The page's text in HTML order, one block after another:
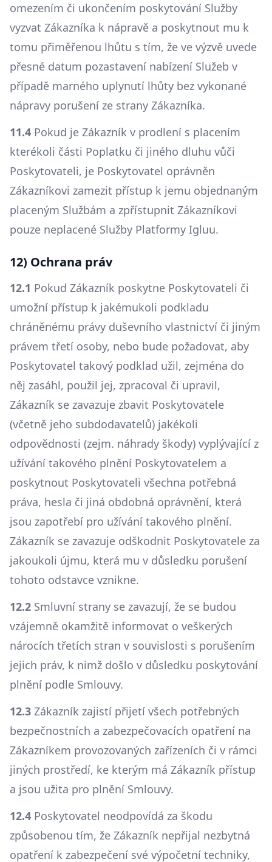
omezením či ukončením poskytování Služby
vyzvat Zákazníka k nápravě a poskytnout mu k
tomu přiměřenou lhůtu s tím, že ve výzvě uvede
přesné datum pozastavení nabízení Služeb v
případě marného uplynutí lhůty bez vykonané
nápravy porušení ze strany Zákazníka.
11.4 Pokud je Zákazník v prodlení s placením
kterékoli části Poplatku či jiného dluhu vůči
Poskytovateli, je Poskytovatel oprávněn
Zákazníkovi zamezit přístup k jemu objednaným
placeným Službám a zpřístupnit Zákazníkovi
pouze neplacené Služby Platformy Igluu.
12) Ochrana práv
12.1 Pokud Zákazník poskytne Poskytovateli či
umožní přístup k jakémukoli podkladu
chráněnému právy duševního vlastnictví či jiným
právem třetí osoby, nebo bude požadovat, aby
Poskytovatel takový podklad užil, zejména do
něj zasáhl, použil jej, zpracoval či upravil,
Zákazník se zavazuje zbavit Poskytovatele
(včetně jeho subdodavatelů) jakékoli
odpovědnosti (zejm. náhrady škody) vyplývající z
užívání takového plnění Poskytovatelem a
poskytnout Poskytovateli všechna potřebná
práva, hesla či jiná obdobná oprávnění, která
jsou zapotřebí pro užívání takového plnění.
Zákazník se zavazuje odškodnit Poskytovatele za
jakoukoli újmu, která mu v důsledku porušení
tohoto odstavce vznikne.
12.2 Smluvní strany se zavazují, že se budou
vzájemně okamžitě informovat o veškerých
nárocích třetích stran v souvislosti s porušením
jejich práv, k nimž došlo v důsledku poskytování
plnění podle Smlouvy.
12.3 Zákazník zajistí přijetí všech potřebných
bezpečnostních a zabezpečovacích opatření na
Zákazníkem provozovaných zařízeních či v rámci
jiných prostředí, ke kterým má Zákazník přístup
a jsou užita pro plnění Smlouvy.
12.4 Poskytovatel neodpovídá za škodu
způsobenou tím, že Zákazník nepřijal nezbytná
opatření k zabezpečení své výpočetní techniky,